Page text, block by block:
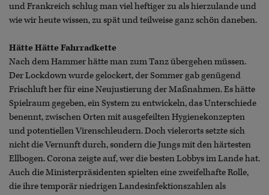
und Frankreich schlug man viel heftiger zu als hierzulande und
wie wir heute wissen, zu spät und teilweise ganz schön daneben.
Hätte Hätte Fahrradkette
Nach dem Hammer hätte man zum Tanz übergehen müssen.
Der Lockdown wurde gelockert, der Sommer gab genügend
Frischluft her für eine Neujustierung der Maßnahmen. Es hätte
Spielraum gegeben, ein System zu entwickeln, das Unterschiede
benennt, zwischen Orten mit ausgefeilten Hygienekonzepten
und potentiellen Virenschleudern. Doch vielerorts setzte sich
nicht die Vernunft durch, sondern die Jungs mit den härtesten
Ellbogen. Corona zeigte auf, wer die besten Lobbys im Lande hat.
Auch die Ministerpräsidenten spielten eine zweifelhafte Rolle,
die ihre temporär niedrigen Landesinfektionszahlen als